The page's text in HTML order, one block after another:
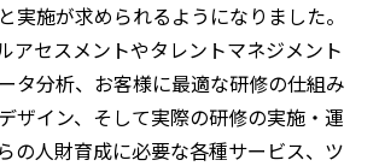
実施が求められるようになりました。
アセスメントやタレントマネジメント
タ分析、お客様に最適な研修の仕組み
ザイン、そして実際の研修の実施・運
の人財育成に必要な各種サービス、ツ